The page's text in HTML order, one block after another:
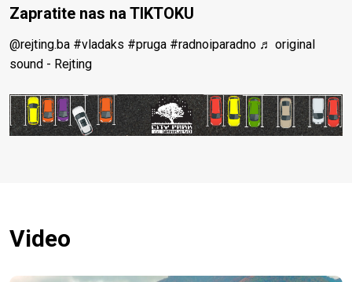
Zapratite nas na TIKTOKU
@rejting.ba #vladaks #pruga #radnoiparadno ♬ original
sound - Rejting
Video